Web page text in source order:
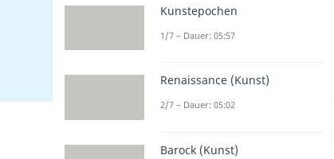
Kunstepochen
1/7 – Dauer: 05:57
Renaissance (Kunst)
2/7 – Dauer: 05:02
Barock (Kunst)